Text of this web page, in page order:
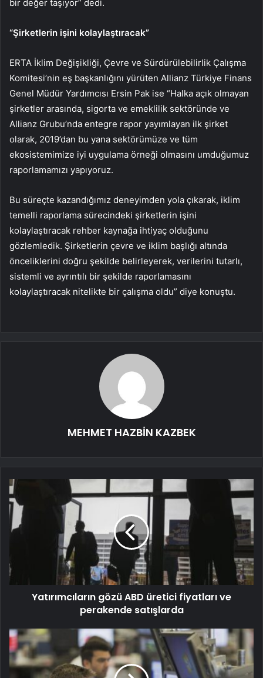
bir değer taşıyor” dedi.
“Şirketlerin işini kolaylaştıracak”
ERTA İklim Değişikliği, Çevre ve Sürdürülebilirlik Çalışma
Komitesi’nin eş başkanlığını yürüten Allianz Türkiye Finans
Genel Müdür Yardımcısı Ersin Pak ise “Halka açık olmayan
şirketler arasında, sigorta ve emeklilik sektöründe ve
Allianz Grubu’nda entegre rapor yayımlayan ilk şirket
olarak, 2019’dan bu yana sektörümüze ve tüm
ekosistemimize iyi uygulama örneği olmasını umduğumuz
raporlamamızı yapıyoruz.
Bu süreçte kazandığımız deneyimden yola çıkarak, iklim
temelli raporlama sürecindeki şirketlerin işini
kolaylaştıracak rehber kaynağa ihtiyaç olduğunu
gözlemledik. Şirketlerin çevre ve iklim başlığı altında
önceliklerini doğru şekilde belirleyerek, verilerini tutarlı,
sistemli ve ayrıntılı bir şekilde raporlamasını
kolaylaştıracak nitelikte bir çalışma oldu” diye konuştu.
MEHMET HAZBİN KAZBEK
Yatırımcıların gözü ABD üretici fiyatları ve
perakende satışlarda